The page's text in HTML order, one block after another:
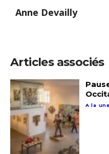
Adresse email*
Nom
Prénom
Adresse email*
Anne Devailly
Articles associés
A la une